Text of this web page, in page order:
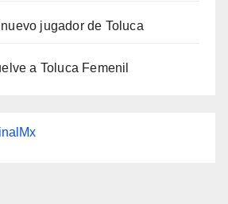
jugador de Toluca
a Toluca Femenil